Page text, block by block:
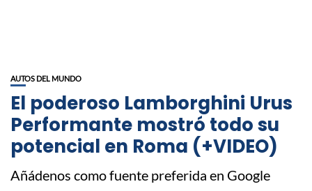
AUTOS DEL MUNDO
El poderoso Lamborghini Urus
Performante mostró todo su
potencial en Roma (+VIDEO)
Añádenos como fuente preferida en Google